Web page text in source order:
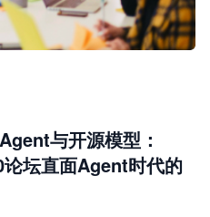
与开源模型：
坛直面Agent时代的